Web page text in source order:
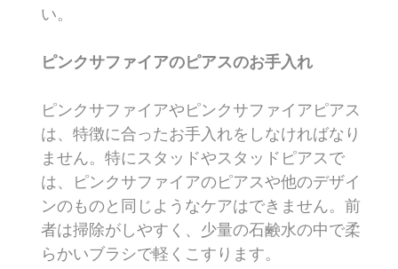
い。
ピンクサファイアのピアスのお手入れ
ピンクサファイアやピンクサファイアピアス
は、特徴に合ったお手入れをしなければなり
ません。特にスタッドやスタッドピアスで
は、ピンクサファイアのピアスや他のデザイ
ンのものと同じようなケアはできません。前
者は掃除がしやすく、少量の石鹸水の中で柔
らかいブラシで軽くこすります。